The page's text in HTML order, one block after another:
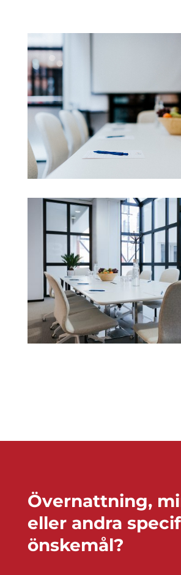
Övernattning,
eller andra
önskemål?